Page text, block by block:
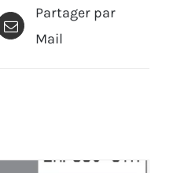
Partager par
Mail